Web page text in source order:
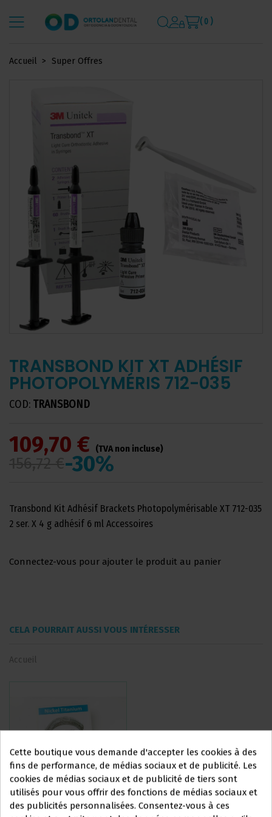
Ce site Web s'adresse
( 0 )
Accueil Super Offres
TRANSBOND KIT XT ADHÉSIF
PHOTOPOLYMÉRIS 712-035
COD: TRANSBOND
109,70 € (TVA non incluse)
-30%
Transbond Kit Adhésif Brackets Photopolymérisable XT 712-035
2 ser. X 4 g adhésif 6 ml Accessoires
Connectez-vous pour ajouter le produit au panier
CELA POURRAIT AUSSI VOUS INTÉRESSER
Accueil
Cette boutique vous demande d'accepter les cookies à des
fins de performance, de médias sociaux et de publicité. Les
cookies de médias sociaux et de publicité de tiers sont
utilisés pour vous offrir des fonctions de médias sociaux et
des publicités personnalisées. Consentez-vous à ces